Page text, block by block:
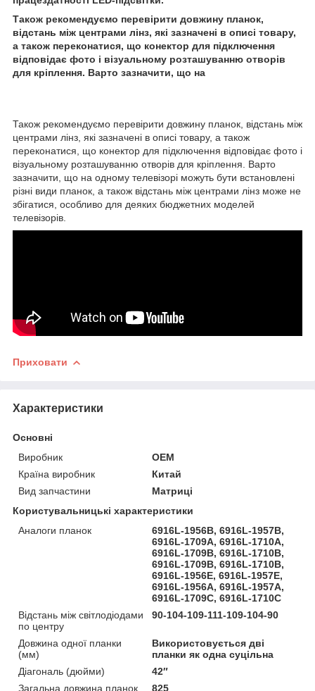
Також рекомендуємо перевірити довжину планок,
відстань між центрами лінз, які зазначені в описі товару,
а також переконатися, що конектор для підключення
відповідає фото і візуальному розташуванню отворів
для кріплення. Варто зазначити, що на
Також рекомендуємо перевірити довжину планок, відстань між
центрами лінз, які зазначені в описі товару, а також
переконатися, що конектор для підключення відповідає фото і
візуальному розташуванню отворів для кріплення. Варто
зазначити, що на одному телевізорі можуть бути встановлені
різні види планок, а також відстань між центрами лінз може не
збігатися, особливо для деяких бюджетних моделей
телевізорів.
Приховати
Характеристики
Основні
Виробник
OEM
Країна виробник
Китай
Вид запчастини
Матриці
Користувальницькі характеристики
Аналоги планок
6916L-1956B, 6916L-1957B,
6916L-1709A, 6916L-1710A,
6916L-1709B, 6916L-1710B,
6916L-1709B, 6916L-1710B,
6916L-1956E, 6916L-1957E,
6916L-1956A, 6916L-1957A,
6916L-1709C, 6916L-1710C
Відстань між світлодіодами
по центру
90-104-109-111-109-104-90
Довжина одної планки
(мм)
Використовується дві
планки як одна суцільна
Діагональ (дюйми)
42″
Загальна довжина планок
825